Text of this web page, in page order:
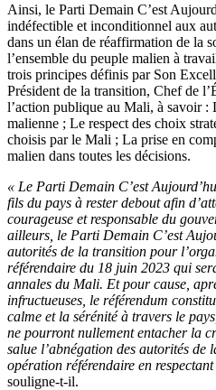
Ainsi, le Parti Demain C’est
indéfectible et inconditionnel aux
dans un élan de réaffirmation de la
l’ensemble du peuple malien à
trois principes définis par Son
Président de la transition, Chef de
l’action publique au Mali, à savoir :
malienne ; Le respect des choix
choisis par le Mali ; La prise en
malien dans toutes les décisions.
« Le Parti Demain C’est
fils du pays à rester debout afin
courageuse et responsable du
ailleurs, le Parti Demain C’est
autorités de la transition pour
référendaire du 18 juin 2023 qui
annales du Mali. Et pour cause,
infructueuses, le référendum
calme et la sérénité à travers le
ne pourront nullement entacher la
salue l’abnégation des autorités de
opération référendaire en
souligne-t-il.